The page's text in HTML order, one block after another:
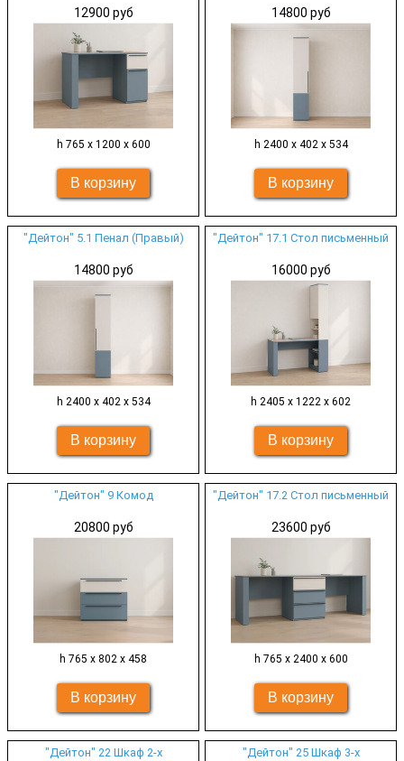
12900 руб
h 765 х 1200 х 600
14800 руб
h 2400 х 402 х 534
"Дейтон" 5.1 Пенал (Правый)
14800 руб
h 2400 х 402 х 534
"Дейтон" 17.1 Стол письменный
16000 руб
h 2405 х 1222 х 602
"Дейтон" 9 Комод
20800 руб
h 765 х 802 х 458
"Дейтон" 17.2 Стол письменный
23600 руб
h 765 х 2400 х 600
"Дейтон" 22 Шкаф 2-х
"Дейтон" 25 Шкаф 3-х